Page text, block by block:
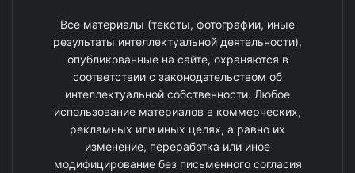
Все материалы (тексты, фотографии, иные
результаты интеллектуальной деятельности),
опубликованные на сайте, охраняются в
соответствии с законодательством об
интеллектуальной собственности. Любое
использование материалов в коммерческих,
рекламных или иных целях, а равно их
изменение, переработка или иное
модифицирование без письменного согласия